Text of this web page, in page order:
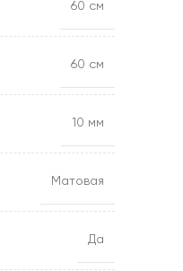
60 см
60 см
10 мм
Матовая
Да